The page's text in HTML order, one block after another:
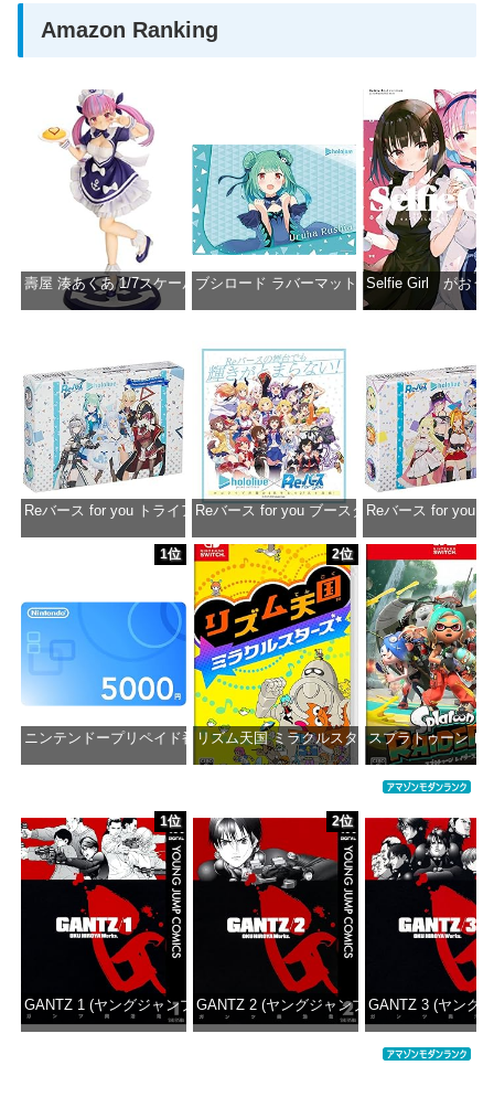
Amazon Ranking
壽屋 湊あくあ 1/7スケール PVC製 塗装済み完成品フィギュア PP942
ブシロード ラバーマットコレクション
Selfie Girl がおう
Reバース for you トライアルデッキ ホロライブプロダクション ver.ホロ
価格：¥1,650
Reバース for you ブースターパック ホロライ
価格：¥2,980
Reバース for you
価格：
1位
ニンテンドープリペイド番号 5000円|オンラインコード版
2位
リズム天国 ミラクルスターズ -Switch
スプラトゥーン レ
1位
GANTZ 1 (ヤングジャンプコミックスDIGITAL)
2位
GANTZ 2 (ヤングジャンプコミックス
GANTZ 3 (ヤング